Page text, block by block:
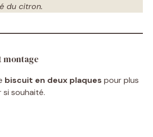
du citron.
montage
biscuit en deux plaques pour plus
souhaité.